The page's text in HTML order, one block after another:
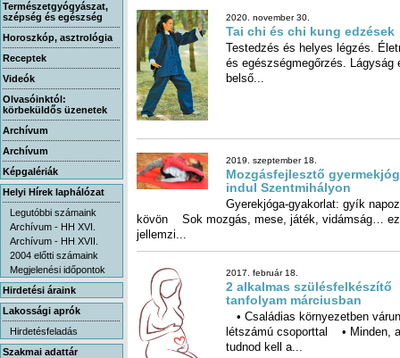
Természetgyógyászat,
szépség és egészség
Horoszkóp, asztrológia
Receptek
Videók
Olvasóinktól:
körbeküldős üzenetek
Archívum
Archívum
Képgalériák
Helyi Hírek laphálózat
Legutóbbi számaink
Archívum - HH XVI.
Archívum - HH XVII.
2004 előtti számaink
Megjelenési időpontok
Hirdetési áraink
Lakossági aprók
Hirdetésfeladás
Szakmai adattár
2020. november 30.
Tai chi és chi kung edzések
Testedzés és helyes légzés.
és egészségmegőrzés.
belső...
2019. szeptember 18.
Mozgásfejlesztő
indul Szentmihályon
Gyerekjóga-gyakorlat: gyík
kövön Sok mozgás, mese, játék,
jellemzi...
2017. február 18.
2 alkalmas szülésfelkészítő
tanfolyam márciusban
• Családias környezetben
létszámú csoporttal •
tudnod kell a...